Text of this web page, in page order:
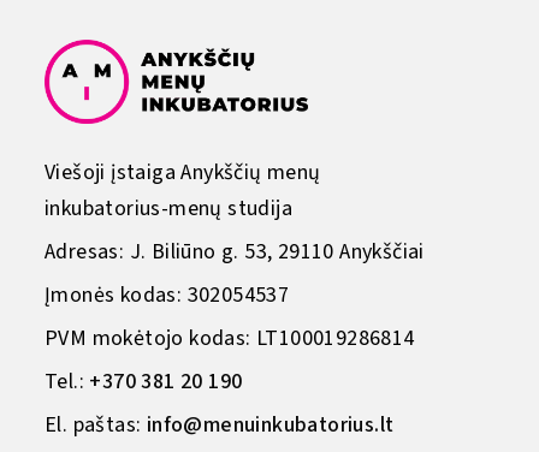
Viešoji įstaiga Anykščių menų
inkubatorius-menų studija
Adresas: J. Biliūno g. 53, 29110 Anykščiai
Įmonės kodas: 302054537
PVM mokėtojo kodas: LT100019286814
Tel.: +370 381 20 190
El. paštas: info@menuinkubatorius.lt